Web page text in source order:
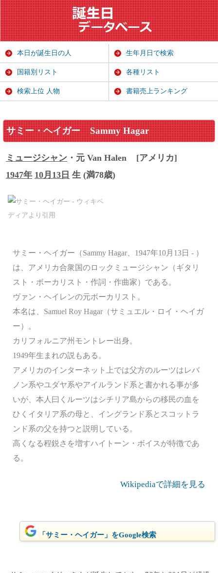
サミー・ヘイガー Sammy Hagar
ミュージシャン ・元 Van Halen
[アメリカ]
1947年 10月13日 生 (満78歳)
サミー・ヘイガー（Sammy Hagar、1947年10月13日 - ）
は、アメリカ合衆国のロックミュージシャン（ギタリ
スト・ボーカリスト・作詞・作曲家）である。
ヴァン・ヘイレンの元ボーカリスト。
本名は、Samuel Roy Hagar（サミュエル・ロイ・ヘイガ
ー）。
カリフォルニア州モントレー出身。
1949年生まれの説もある。
アメリカのインターネット上では父方のルーツはレバ
ノン系やユダヤ系やアイルランド系と書かれる事が多
いが、本人曰くルーツはシチリア島からの移民の血を
ひくイタリア系の母と、イングランド系とスコットラ
ンド系の父を持つと説明している。
高くなる程鋭さを増すハイトーン・ボイスが特徴であ
る。
Wikipediaで詳細を見る
「サミー・ヘイガー」をGoogle検索
本日が誕生日の人 生年月日で検索
国籍別リスト 各種リスト
検索上位 人物 書籍売上ランキング